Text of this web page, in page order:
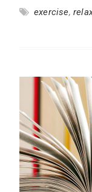
exercise,